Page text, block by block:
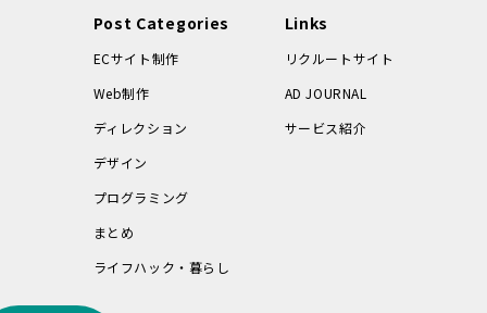
Post Categories
ECサイト制作
Web制作
ディレクション
デザイン
プログラミング
まとめ
ライフハック・暮らし
Links
リクルートサイト
AD JOURNAL
サービス紹介